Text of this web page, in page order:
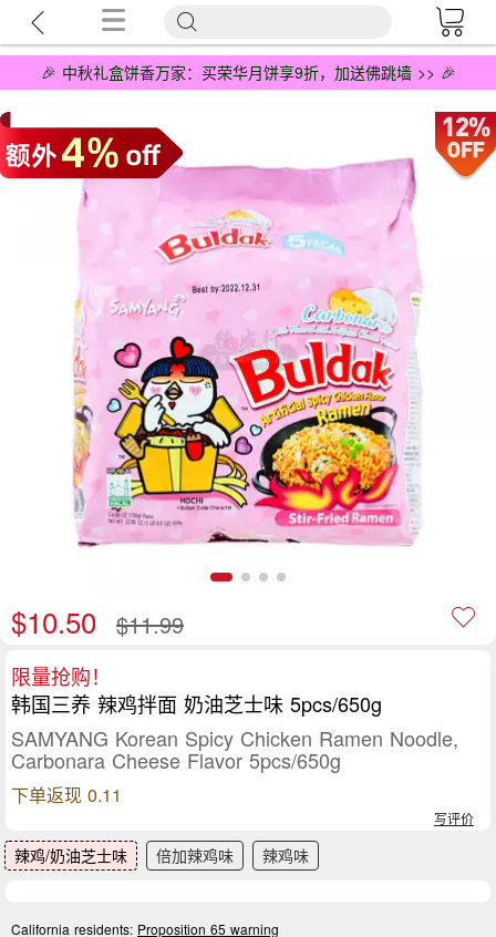
🎉 中秋礼盒饼香万家：买荣华月饼享9折，加送佛跳墙 >> 🎉
$10.50 $11.99
限量抢购！
韩国三养 辣鸡拌面 奶油芝士味 5pcs/650g
SAMYANG Korean Spicy Chicken Ramen Noodle,
Carbonara Cheese Flavor 5pcs/650g
下单返现 0.11
写评价
辣鸡/奶油芝士味 倍加辣鸡味 辣鸡味
California residents: Proposition 65 warning